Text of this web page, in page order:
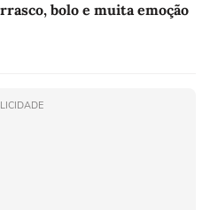
bolo e muita emoção